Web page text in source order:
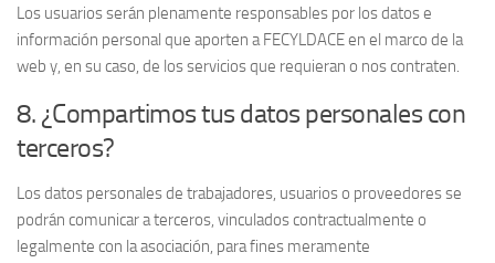
Los usuarios serán plenamente responsables por los datos e
información personal que aporten a FECYLDACE en el marco de la
web y, en su caso, de los servicios que requieran o nos contraten.
8. ¿Compartimos tus datos personales con
terceros?
Los datos personales de trabajadores, usuarios o proveedores se
podrán comunicar a terceros, vinculados contractualmente o
legalmente con la asociación, para fines meramente